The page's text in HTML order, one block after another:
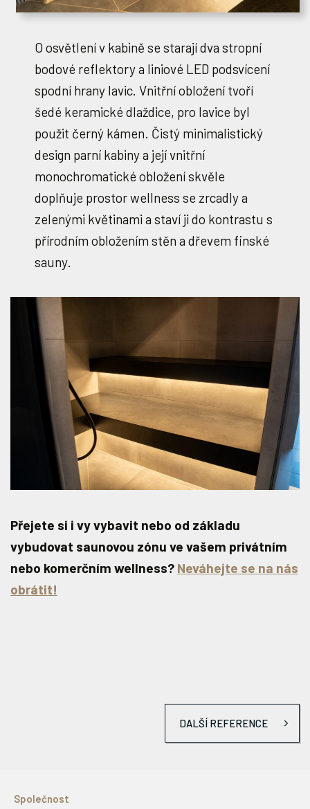
O osvětlení v kabině se starají dva stropní
bodové reflektory a liniové LED podsvícení
spodní hrany lavic. Vnitřní obložení tvoří
šedé keramické dlaždice, pro lavice byl
použit černý kámen. Čistý minimalistický
design parní kabiny a její vnitřní
monochromatické obložení skvěle
doplňuje prostor wellness se zrcadly a
zelenými květinami a staví ji do kontrastu s
přírodním obložením stěn a dřevem finské
sauny.
Přejete si i vy vybavit nebo od základu
vybudovat saunovou zónu ve vašem privátním
nebo komerčním wellness? Neváhejte se na nás
obrátit!
DALŠÍ REFERENCE
Společnost